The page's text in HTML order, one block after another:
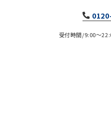
受付時間/9:00～